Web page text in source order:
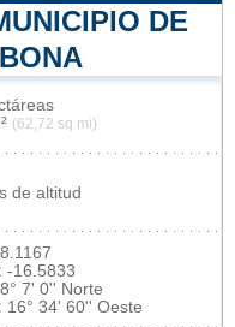
DE
(62,72 sq mi)
de altitud
-16.5833
7' 0'' Norte
16° 34' 60'' Oeste